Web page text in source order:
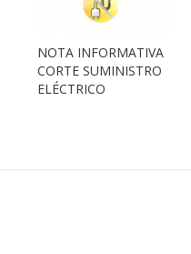
NOTA INFORMATIVA
CORTE SUMINISTRO
ELÉCTRICO